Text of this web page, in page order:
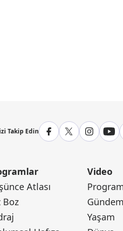
Takip Edin
Atlası
Boz
Video
Gündem
Yaşam